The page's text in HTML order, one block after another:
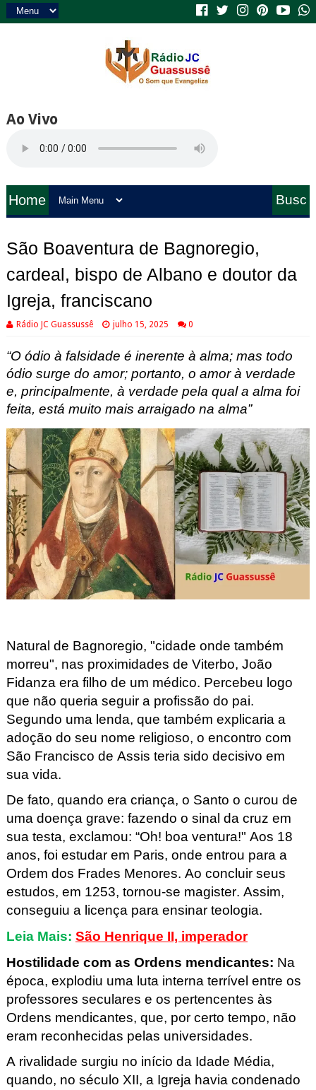
Ao Vivo
Home
Busc
São Boaventura de Bagnoregio,
cardeal, bispo de Albano e doutor da
Igreja, franciscano
Rádio JC Guassussê julho 15, 2025 0
“O ódio à falsidade é inerente à alma; mas todo
ódio surge do amor; portanto, o amor à verdade
e, principalmente, à verdade pela qual a alma foi
feita, está muito mais arraigado na alma”
Natural de Bagnoregio, "cidade onde também
morreu", nas proximidades de Viterbo, João
Fidanza era filho de um médico. Percebeu logo
que não queria seguir a profissão do pai.
Segundo uma lenda, que também explicaria a
adoção do seu nome religioso, o encontro com
São Francisco de Assis teria sido decisivo em
sua vida.
De fato, quando era criança, o Santo o curou de
uma doença grave: fazendo o sinal da cruz em
sua testa, exclamou: “Oh! boa ventura!" Aos 18
anos, foi estudar em Paris, onde entrou para a
Ordem dos Frades Menores. Ao concluir seus
estudos, em 1253, tornou-se magister. Assim,
conseguiu a licença para ensinar teologia.
Leia Mais: São Henrique II, imperador
Hostilidade com as Ordens mendicantes: Na
época, explodiu uma luta interna terrível entre os
professores seculares e os pertencentes às
Ordens mendicantes, que, por certo tempo, não
eram reconhecidas pelas universidades.
A rivalidade surgiu no início da Idade Média,
quando, no século XII, a Igreja havia condenado